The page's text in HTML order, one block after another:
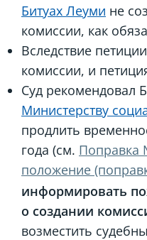
Битуах Леуми не
комиссии, как
Вследствие
комиссии, и
Суд рекомендовал
Министерству
продлить
года (см. Поправка
положение
информировать
о создании
возместить